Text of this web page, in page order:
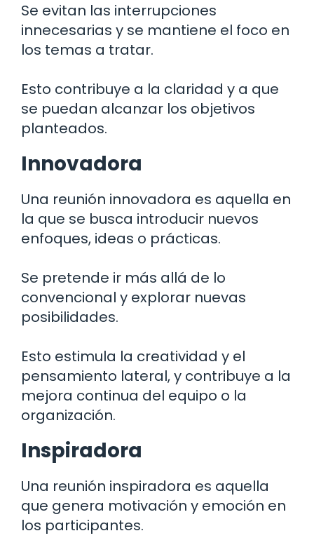
Se evitan las interrupciones
innecesarias y se mantiene el foco en
los temas a tratar.
Esto contribuye a la claridad y a que
se puedan alcanzar los objetivos
planteados.
Innovadora
Una reunión innovadora es aquella en
la que se busca introducir nuevos
enfoques, ideas o prácticas.
Se pretende ir más allá de lo
convencional y explorar nuevas
posibilidades.
Esto estimula la creatividad y el
pensamiento lateral, y contribuye a la
mejora continua del equipo o la
organización.
Inspiradora
Una reunión inspiradora es aquella
que genera motivación y emoción en
los participantes.